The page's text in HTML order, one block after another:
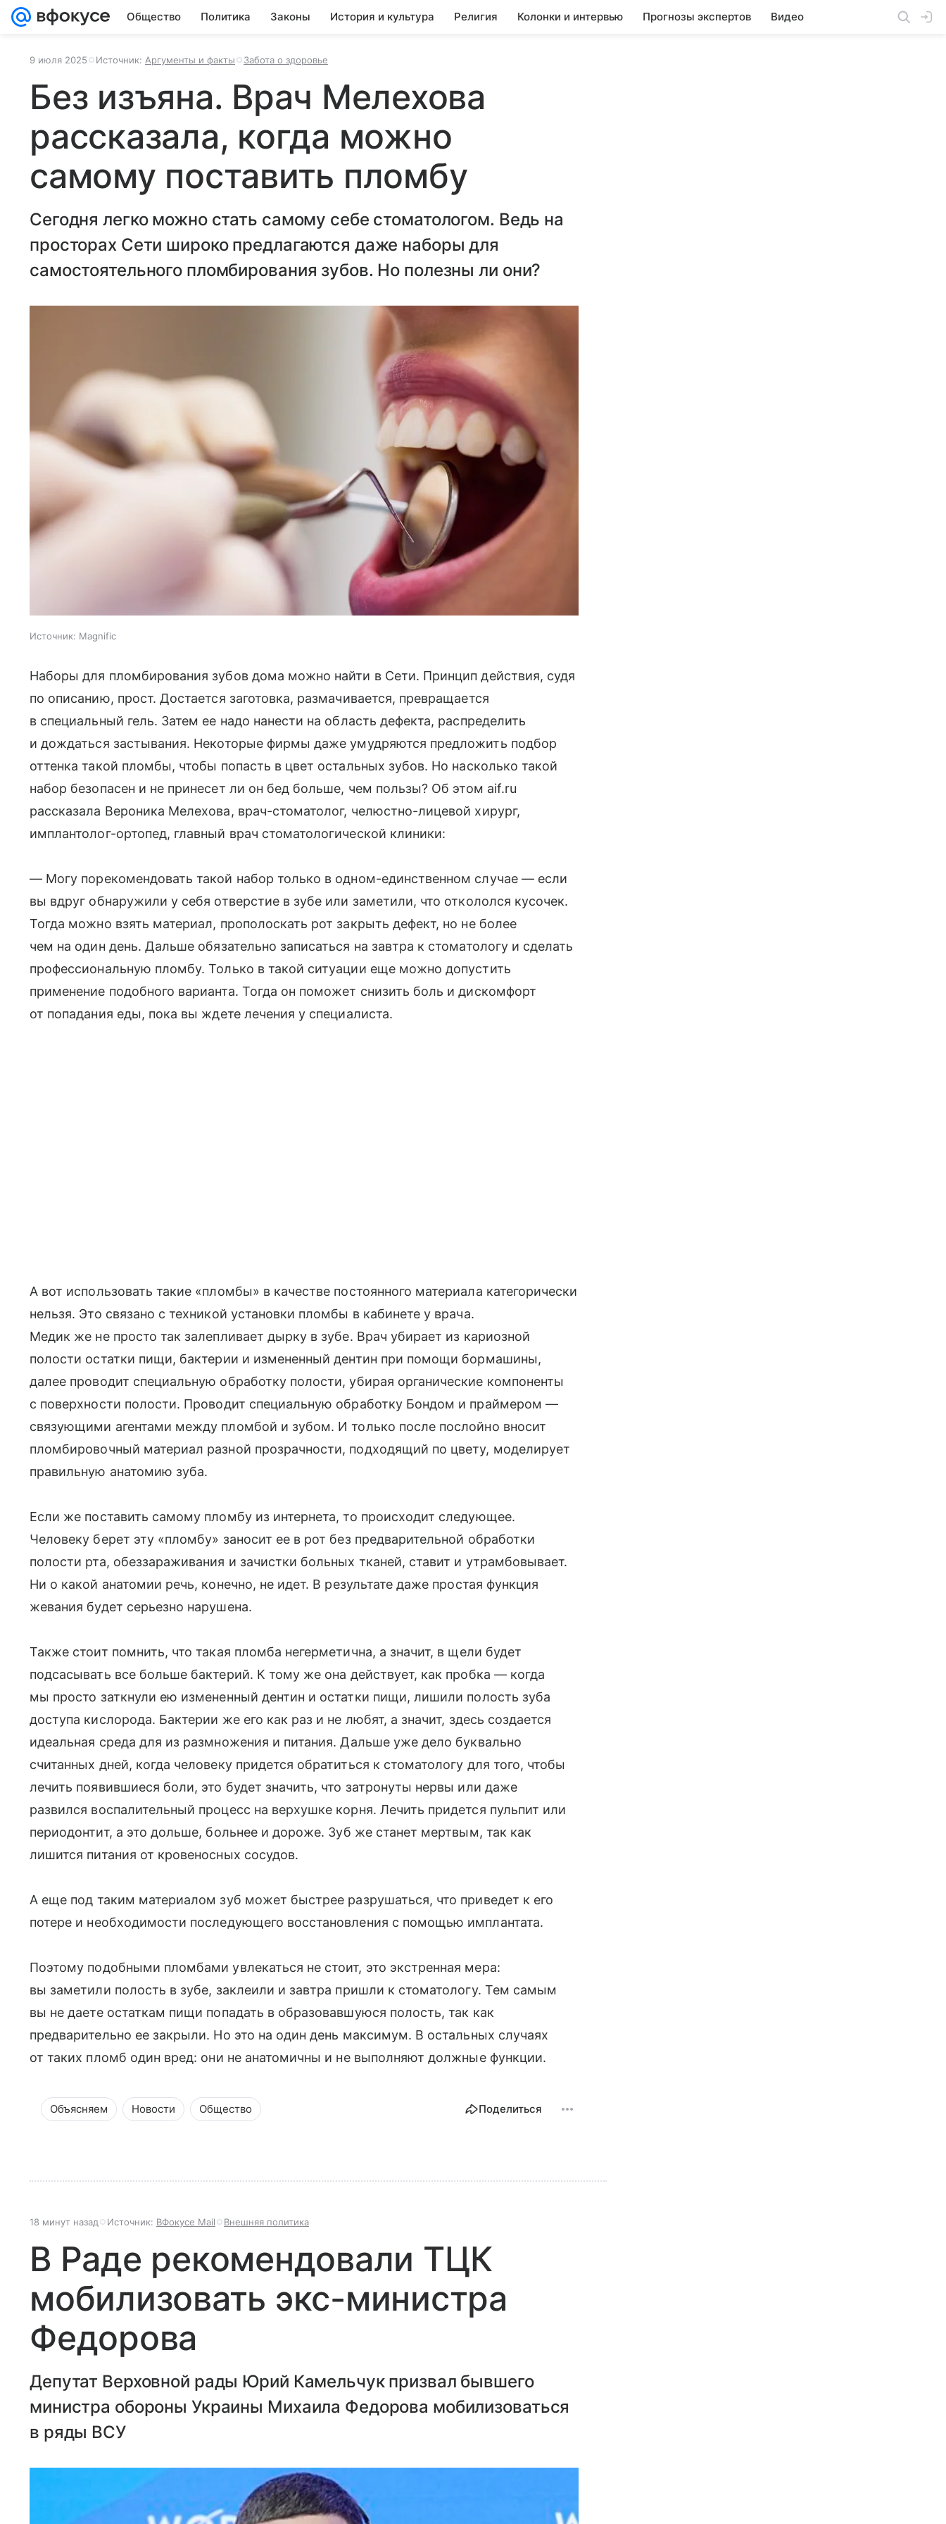
Общество Политика Законы История и культура Религия Колонки и интервью Прогнозы экспертов Видео
9 июля 2025 Источник: Аргументы и факты Забота о здоровье
Без изъяна. Врач Мелехова
рассказала, когда можно
самому поставить пломбу
Сегодня легко можно стать самому себе стоматологом. Ведь на
просторах Сети широко предлагаются даже наборы для
самостоятельного пломбирования зубов. Но полезны ли они?
Источник: Magnific
Наборы для пломбирования зубов дома можно найти в Сети. Принцип действия, судя
по описанию, прост. Достается заготовка, размачивается, превращается
в специальный гель. Затем ее надо нанести на область дефекта, распределить
и дождаться застывания. Некоторые фирмы даже умудряются предложить подбор
оттенка такой пломбы, чтобы попасть в цвет остальных зубов. Но насколько такой
набор безопасен и не принесет ли он бед больше, чем пользы? Об этом aif.ru
рассказала Вероника Мелехова, врач-стоматолог, челюстно-лицевой хирург,
имплантолог-ортопед, главный врач стоматологической клиники:
— Могу порекомендовать такой набор только в одном-единственном случае — если
вы вдруг обнаружили у себя отверстие в зубе или заметили, что откололся кусочек.
Тогда можно взять материал, прополоскать рот закрыть дефект, но не более
чем на один день. Дальше обязательно записаться на завтра к стоматологу и сделать
профессиональную пломбу. Только в такой ситуации еще можно допустить
применение подобного варианта. Тогда он поможет снизить боль и дискомфорт
от попадания еды, пока вы ждете лечения у специалиста.
А вот использовать такие «пломбы» в качестве постоянного материала категорически
нельзя. Это связано с техникой установки пломбы в кабинете у врача.
Медик же не просто так залепливает дырку в зубе. Врач убирает из кариозной
полости остатки пищи, бактерии и измененный дентин при помощи бормашины,
далее проводит специальную обработку полости, убирая органические компоненты
с поверхности полости. Проводит специальную обработку Бондом и праймером —
связующими агентами между пломбой и зубом. И только после послойно вносит
пломбировочный материал разной прозрачности, подходящий по цвету, моделирует
правильную анатомию зуба.
Если же поставить самому пломбу из интернета, то происходит следующее.
Человеку берет эту «пломбу» заносит ее в рот без предварительной обработки
полости рта, обеззараживания и зачистки больных тканей, ставит и утрамбовывает.
Ни о какой анатомии речь, конечно, не идет. В результате даже простая функция
жевания будет серьезно нарушена.
Также стоит помнить, что такая пломба негерметична, а значит, в щели будет
подсасывать все больше бактерий. К тому же она действует, как пробка — когда
мы просто заткнули ею измененный дентин и остатки пищи, лишили полость зуба
доступа кислорода. Бактерии же его как раз и не любят, а значит, здесь создается
идеальная среда для из размножения и питания. Дальше уже дело буквально
считанных дней, когда человеку придется обратиться к стоматологу для того, чтобы
лечить появившиеся боли, это будет значить, что затронуты нервы или даже
развился воспалительный процесс на верхушке корня. Лечить придется пульпит или
периодонтит, а это дольше, больнее и дороже. Зуб же станет мертвым, так как
лишится питания от кровеносных сосудов.
А еще под таким материалом зуб может быстрее разрушаться, что приведет к его
потере и необходимости последующего восстановления с помощью имплантата.
Поэтому подобными пломбами увлекаться не стоит, это экстренная мера:
вы заметили полость в зубе, заклеили и завтра пришли к стоматологу. Тем самым
вы не даете остаткам пищи попадать в образовавшуюся полость, так как
предварительно ее закрыли. Но это на один день максимум. В остальных случаях
от таких пломб один вред: они не анатомичны и не выполняют должные функции.
Объясняем Новости Общество Поделиться
18 минут назад Источник: ВФокусе Mail Внешняя политика
В Раде рекомендовали ТЦК
мобилизовать экс-министра
Федорова
Депутат Верховной рады Юрий Камельчук призвал бывшего
министра обороны Украины Михаила Федорова мобилизоваться
в ряды ВСУ